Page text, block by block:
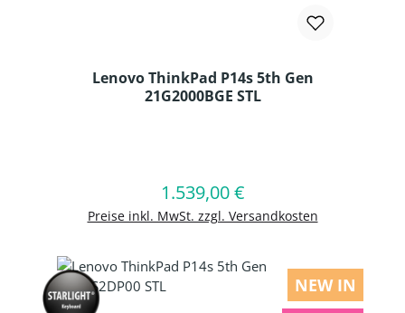
Lenovo ThinkPad P14s 5th Gen
21G2000BGE STL
Regulärer Preis:
1.539,00 €
Preise inkl. MwSt. zzgl. Versandkosten
In den Warenkorb
NEW IN